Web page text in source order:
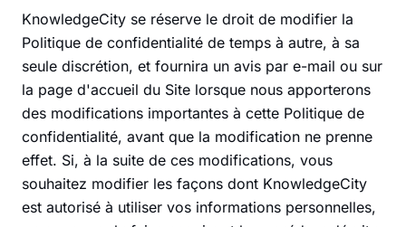
KnowledgeCity se réserve le droit de modifier la
Politique de confidentialité de temps à autre, à sa
seule discrétion, et fournira un avis par e-mail ou sur
la page d'accueil du Site lorsque nous apporterons
des modifications importantes à cette Politique de
confidentialité, avant que la modification ne prenne
effet. Si, à la suite de ces modifications, vous
souhaitez modifier les façons dont KnowledgeCity
est autorisé à utiliser vos informations personnelles,